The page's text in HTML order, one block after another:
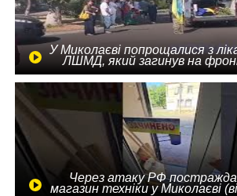
У Миколаєві попрощалися з
ЛШМД, який загинув на
Через атаку РФ
магазин техніки у Миколаєві